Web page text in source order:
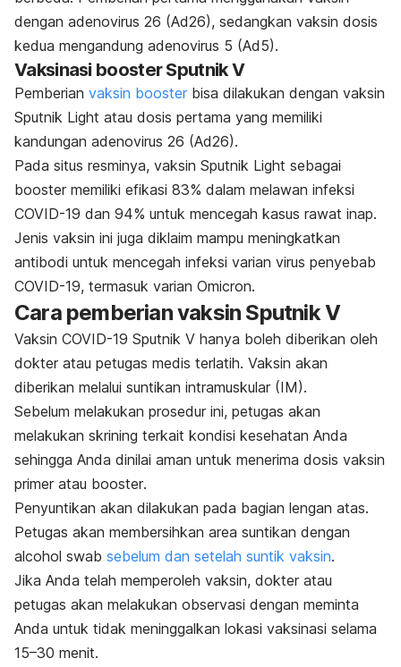
dengan adenovirus 26 (Ad26), sedangkan vaksin dosis
kedua mengandung adenovirus 5 (Ad5).
Vaksinasi boosterSputnik V
Pemberian vaksin booster bisa dilakukan dengan vaksin
Sputnik Light atau dosis pertama yang memiliki
kandungan adenovirus 26 (Ad26).
Pada situs resminya, vaksin Sputnik Light sebagai
booster memiliki efikasi 83% dalam melawan infeksi
COVID-19 dan 94% untuk mencegah kasus rawat inap.
Jenis vaksin ini juga diklaim mampu meningkatkan
antibodi untuk mencegah infeksi varian virus penyebab
COVID-19, termasuk varian Omicron.
Cara pemberian vaksin Sputnik V
Vaksin COVID-19 Sputnik V hanya boleh diberikan oleh
dokter atau petugas medis terlatih. Vaksin akan
diberikan melalui suntikan intramuskular (IM).
Sebelum melakukan prosedur ini, petugas akan
melakukan skrining terkait kondisi kesehatan Anda
sehingga Anda dinilai aman untuk menerima dosis vaksin
primer atau booster.
Penyuntikan akan dilakukan pada bagian lengan atas.
Petugas akan membersihkan area suntikan dengan
alcohol swab sebelum dan setelah suntik vaksin.
Jika Anda telah memperoleh vaksin, dokter atau
petugas akan melakukan observasi dengan meminta
Anda untuk tidak meninggalkan lokasi vaksinasi selama
15–30 menit.